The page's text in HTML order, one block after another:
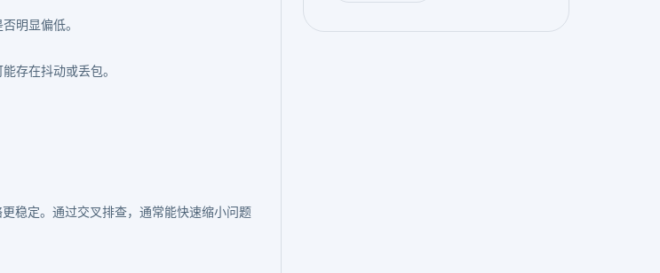
明显偏低。
存在抖动或丢包。
稳定。通过交叉排查，通常能快速缩小问题